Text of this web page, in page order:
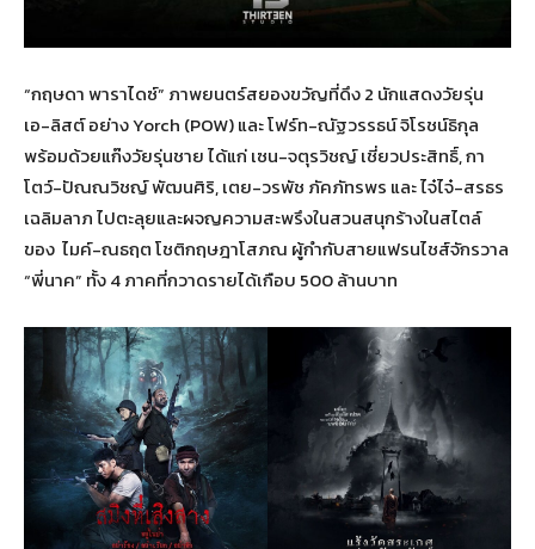
“กฤษดา พาราไดซ์” ภาพยนตร์สยองขวัญที่ดึง 2 นักแสดงวัยรุ่น
เอ-ลิสต์ อย่าง Yorch (POW) และ โฟร์ท-ณัฐวรรธน์ จิโรชน์ธิกุล
พร้อมด้วยแก๊งวัยรุ่นชาย ได้แก่ เซน-จตุรวิชญ์ เชี่ยวประสิทธิ์, กา
โตว์-ปัณณวิชญ์ พัฒนศิริ, เตย-วรพัช ภัคภัทรพร และ ไจ๋ไจ๋-สรธร
เฉลิมลาภ ไปตะลุยและผจญความสะพรึงในสวนสนุกร้างในสไตล์
ของ ไมค์-ณธฤต โชติกฤษฎาโสภณ ผู้กำกับสายแฟรนไชส์จักรวาล
“พี่นาค” ทั้ง 4 ภาคที่กวาดรายได้เกือบ 500 ล้านบาท